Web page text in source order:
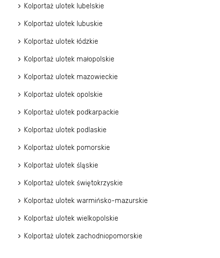
Kolportaż ulotek lubelskie
Kolportaż ulotek lubuskie
Kolportaż ulotek łódzkie
Kolportaż ulotek małopolskie
Kolportaż ulotek mazowieckie
Kolportaż ulotek opolskie
Kolportaż ulotek podkarpackie
Kolportaż ulotek podlaskie
Kolportaż ulotek pomorskie
Kolportaż ulotek śląskie
Kolportaż ulotek świętokrzyskie
Kolportaż ulotek warmińsko-mazurskie
Kolportaż ulotek wielkopolskie
Kolportaż ulotek zachodniopomorskie